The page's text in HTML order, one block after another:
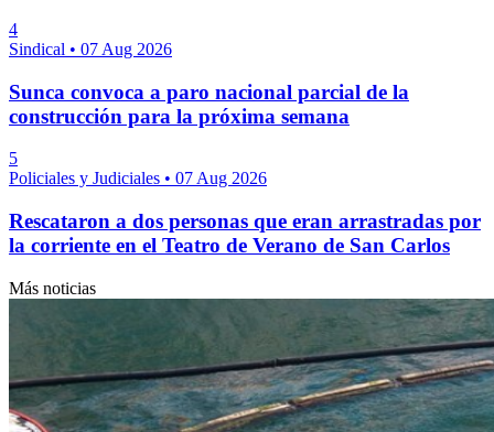
4
Sindical • 07 Aug 2026
Sunca convoca a paro nacional parcial de la
construcción para la próxima semana
5
Policiales y Judiciales • 07 Aug 2026
Rescataron a dos personas que eran arrastradas por
la corriente en el Teatro de Verano de San Carlos
Más noticias